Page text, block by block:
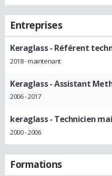
Entreprises
Keraglass- Référent
2018 - maintenant
Keraglass- Assistant
2006 - 2017
keraglass- Technicien
2000 - 2006
Formations